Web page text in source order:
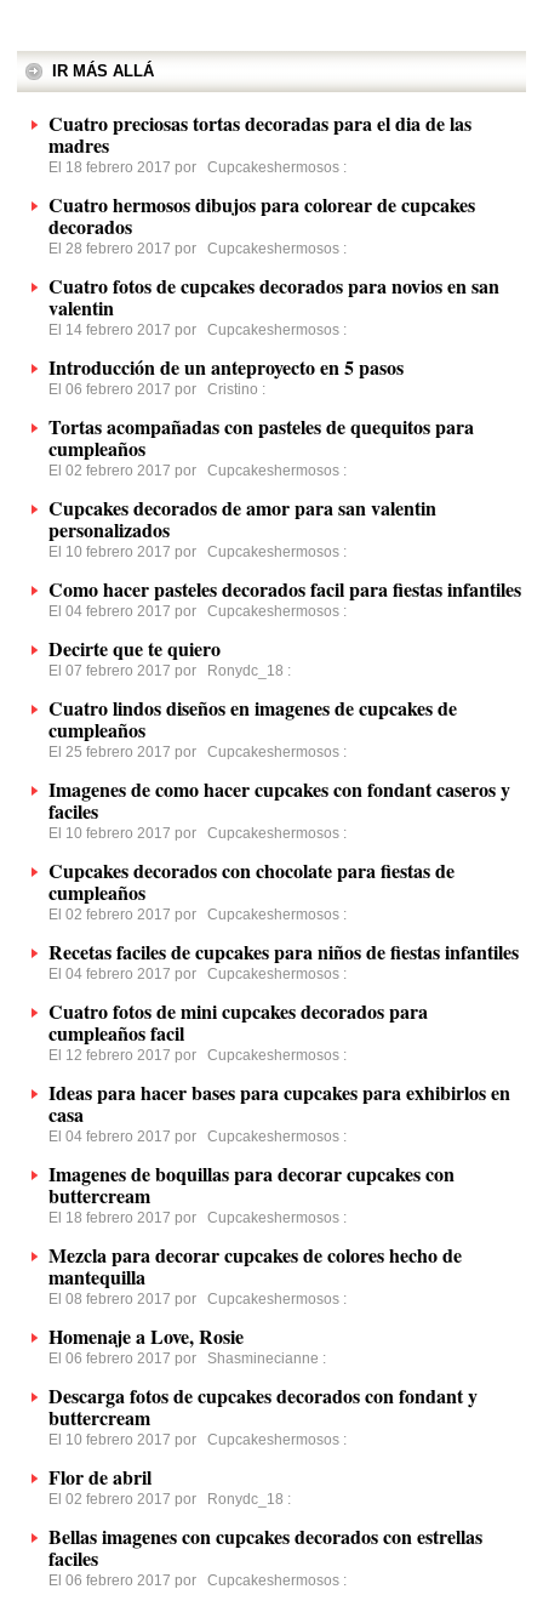
IR MÁS ALLÁ
Cuatro preciosas tortas decoradas para el dia de las
madres
El 18 febrero 2017 por Cupcakeshermosos :
Cuatro hermosos dibujos para colorear de cupcakes
decorados
El 28 febrero 2017 por Cupcakeshermosos :
Cuatro fotos de cupcakes decorados para novios en san
valentin
El 14 febrero 2017 por Cupcakeshermosos :
Introducción de un anteproyecto en 5 pasos
El 06 febrero 2017 por Cristino :
Tortas acompañadas con pasteles de quequitos para
cumpleaños
El 02 febrero 2017 por Cupcakeshermosos :
Cupcakes decorados de amor para san valentin
personalizados
El 10 febrero 2017 por Cupcakeshermosos :
Como hacer pasteles decorados facil para fiestas infantiles
El 04 febrero 2017 por Cupcakeshermosos :
Decirte que te quiero
El 07 febrero 2017 por Ronydc_18 :
Cuatro lindos diseños en imagenes de cupcakes de
cumpleaños
El 25 febrero 2017 por Cupcakeshermosos :
Imagenes de como hacer cupcakes con fondant caseros y
faciles
El 10 febrero 2017 por Cupcakeshermosos :
Cupcakes decorados con chocolate para fiestas de
cumpleaños
El 02 febrero 2017 por Cupcakeshermosos :
Recetas faciles de cupcakes para niños de fiestas infantiles
El 04 febrero 2017 por Cupcakeshermosos :
Cuatro fotos de mini cupcakes decorados para
cumpleaños facil
El 12 febrero 2017 por Cupcakeshermosos :
Ideas para hacer bases para cupcakes para exhibirlos en
casa
El 04 febrero 2017 por Cupcakeshermosos :
Imagenes de boquillas para decorar cupcakes con
buttercream
El 18 febrero 2017 por Cupcakeshermosos :
Mezcla para decorar cupcakes de colores hecho de
mantequilla
El 08 febrero 2017 por Cupcakeshermosos :
Homenaje a Love, Rosie
El 06 febrero 2017 por Shasminecianne :
Descarga fotos de cupcakes decorados con fondant y
buttercream
El 10 febrero 2017 por Cupcakeshermosos :
Flor de abril
El 02 febrero 2017 por Ronydc_18 :
Bellas imagenes con cupcakes decorados con estrellas
faciles
El 06 febrero 2017 por Cupcakeshermosos :